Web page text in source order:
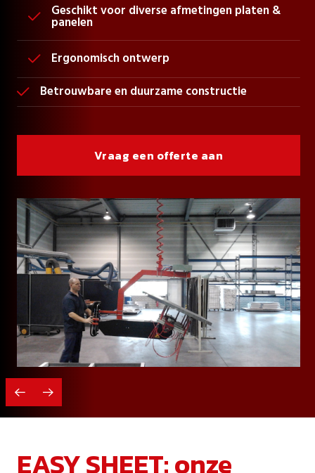
 Geschikt voor diverse afmetingen platen &
panelen
 Ergonomisch ontwerp
 Betrouwbare en duurzame constructie
Vraag een offerte aan
EASY SHEET: onze